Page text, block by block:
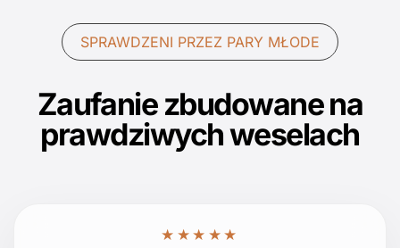
SPRAWDZENI PRZEZ PARY MŁODE
Zaufanie zbudowane na
prawdziwych weselach
★★★★★